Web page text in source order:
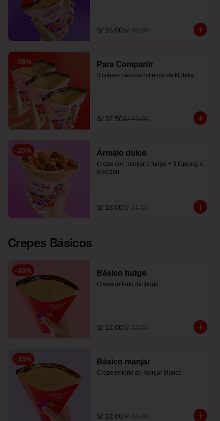
S/ 15.00S/ 18.00
-28% Para Compartir
3 crêpes básicos rellenos de Nutella
S/ 32.50S/ 45.00
-25% Ármalo dulce
Crepe con manjar o fudge + 3 topping a
elección
S/ 18.00S/ 24.00
Crepes Básicos
-33% Básico fudge
Crepe relleno de fudge
S/ 12.00S/ 18.00
-33% Básico manjar
Crepe relleno de manjar blanco
S/ 12.00S/ 18.00